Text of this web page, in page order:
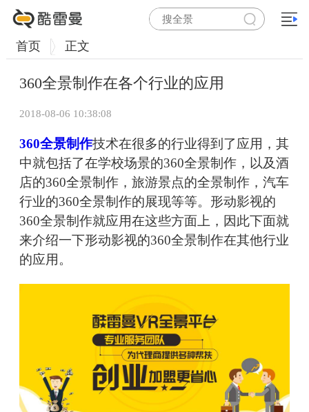
首页 正文
360全景制作在各个行业的应用
2018-08-06 10:38:08
360全景制作技术在很多的行业得到了应用，其
中就包括了在学校场景的360全景制作，以及酒
店的360全景制作，旅游景点的全景制作，汽车
行业的360全景制作的展现等等。形动影视的
360全景制作就应用在这些方面上，因此下面就
来介绍一下形动影视的360全景制作在其他行业
的应用。